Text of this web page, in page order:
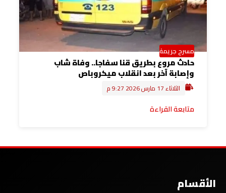
مسرح جريمة
حادث مروع بطريق قنا سفاجا.. وفاة شاب
وإصابة آخر بعد انقلاب ميكروباص
الثلاثاء 17 مارس 2026 9:27 م
متابعة القراءة
الأقسام